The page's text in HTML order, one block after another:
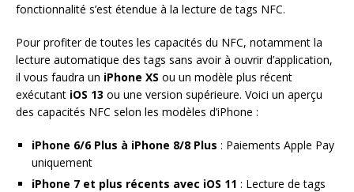
fonctionnalité s’est étendue à la lecture de tags NFC.
Pour profiter de toutes les capacités du NFC, notamment la
lecture automatique des tags sans avoir à ouvrir d’application,
il vous faudra un iPhone XS ou un modèle plus récent
exécutant iOS 13 ou une version supérieure. Voici un aperçu
des capacités NFC selon les modèles d’iPhone :
iPhone 6/6 Plus à iPhone 8/8 Plus : Paiements Apple Pay
uniquement
iPhone 7 et plus récents avec iOS 11 : Lecture de tags